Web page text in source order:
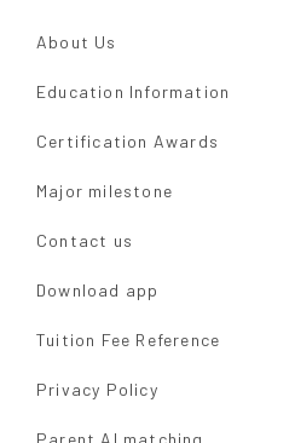
About Us
Education Information
Certification Awards
Major milestone
Contact us
Download app
Tuition Fee Reference
Privacy Policy
Parent AI matching